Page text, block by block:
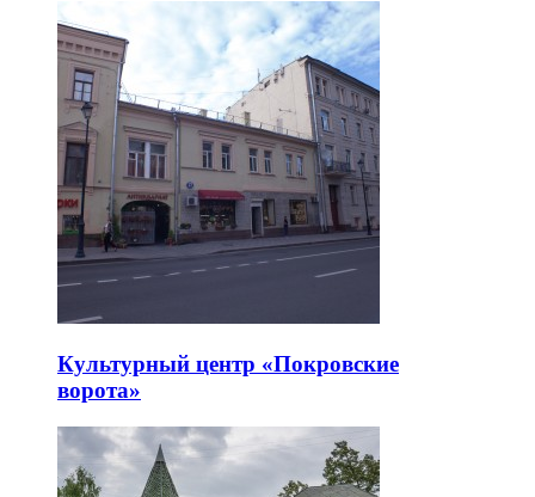
Культурный центр «Покровские
ворота»